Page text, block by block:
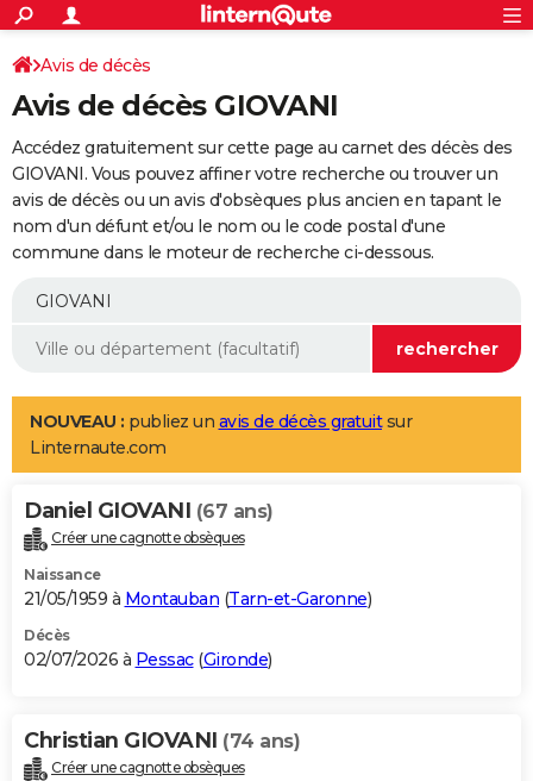
ACTUALITÉS
Politique
Société
Faits Divers
Education
Monde
Villes
+
SPORT
Coupe du monde 2026
Football
Tennis
Cyclisme
Rugby
Forum
Programme TV
TNT
Streaming
Cinéma
Sorties cinéma
Musique
+
FINANCE
Retraite
Epargne
Immobilier
Risques naturels par ville
Banque
Assurance
AUTO
Essais
Réserver un essai
Citadines
Berlines
SUV
Forum auto
+
Mobiles
Meilleur smartphone
Internet
Ordinateurs
Jeux vidéo
Guide high-tech
Aménagement intérieur
LIFESTYLE
Art de vivre
Bien-être
Loisirs
Mode
Modes de vie
Alimentation
Guide de la santé
Maladies
Médicaments
Sommeil
VOYAGE
Destinations
City break
Voyage nature
Voyage de noces
Forum
Climat
+PHOTO
GUIDES D'ACHAT
BONS PLANS
Carte de Noël
Carte Bonne année
Carte Saint-Valentin
Carte Pâques
Carte d'anniversaire
DICTIONNAIRE
Avis de décès
Avis de décès GIOVANI
Accédez gratuitement sur cette page au carnet des décès des
GIOVANI. Vous pouvez affiner votre recherche ou trouver un
avis de décès ou un avis d'obsèques plus ancien en tapant le
nom d'un défunt et/ou le nom ou le code postal d'une
commune dans le moteur de recherche ci-dessous.
NOUVEAU : publiez un avis de décès gratuitsur
Linternaute.com
Daniel GIOVANI (67 ans)
Créer une cagnotte obsèques
Naissance
21/05/1959 à Montauban (Tarn-et-Garonne)
Décès
02/07/2026 à Pessac(Gironde)
Christian GIOVANI (74 ans)
Créer une cagnotte obsèques